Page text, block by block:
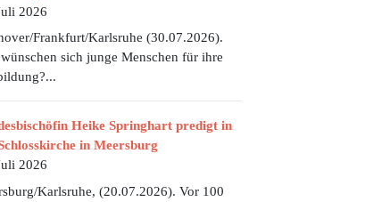
2026
Frankfurt/Karlsruhe (30.07.2026).
sich junge Menschen für ihre
Heike Springhart predigt in
in Meersburg
2026
Karlsruhe, (20.07.2026). Vor 100